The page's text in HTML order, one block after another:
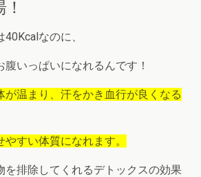
なのに、
腹いっぱいになれるんです！
が温まり、汗をかき血行が良くなる
すい体質になれます。
を排除してくれるデトックスの効果